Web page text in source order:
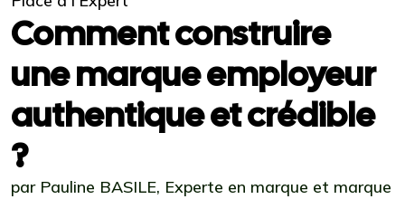
Comment construire
une marque employeur
authentique et crédible
?
par Pauline BASILE, Experte en marque et marque